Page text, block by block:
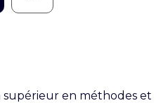
supérieur en méthodes et